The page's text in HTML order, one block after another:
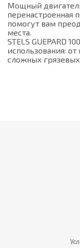
Мощный
перенастроенная
помогут вам
места.
STELS GUEPARD
использования:
сложных грязевых